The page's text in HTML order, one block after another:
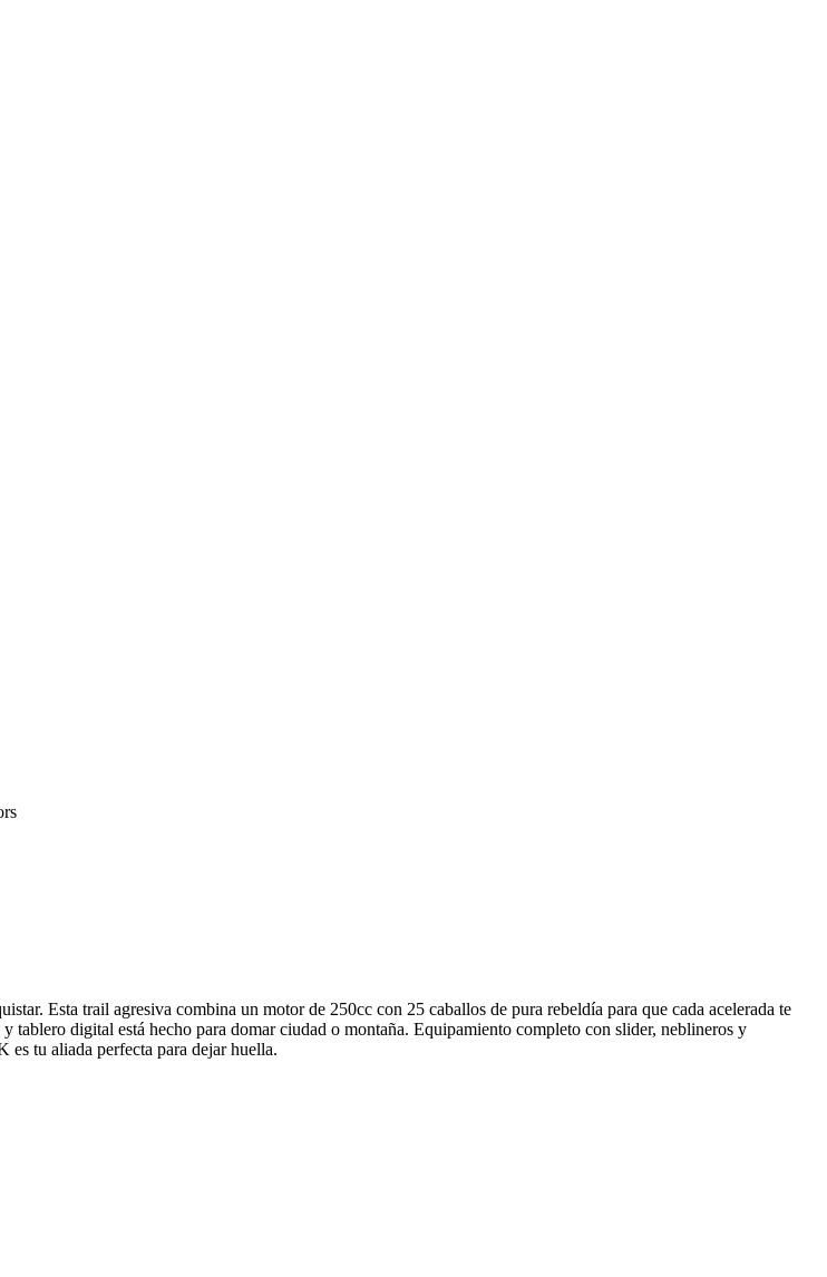
Esta trail agresiva combina un motor de 250cc con 25 caballos de pura rebeldía para que cada acelerada te
tablero digital está hecho para domar ciudad o montaña. Equipamiento completo con slider, neblineros y
es tu aliada perfecta para dejar huella.